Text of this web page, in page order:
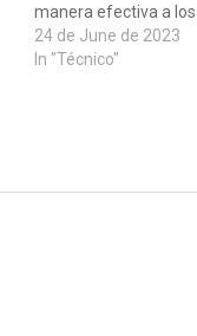
manera efectiva a
y otros estímulos
capacidad de
24 de June de 2023
In "Técnico"